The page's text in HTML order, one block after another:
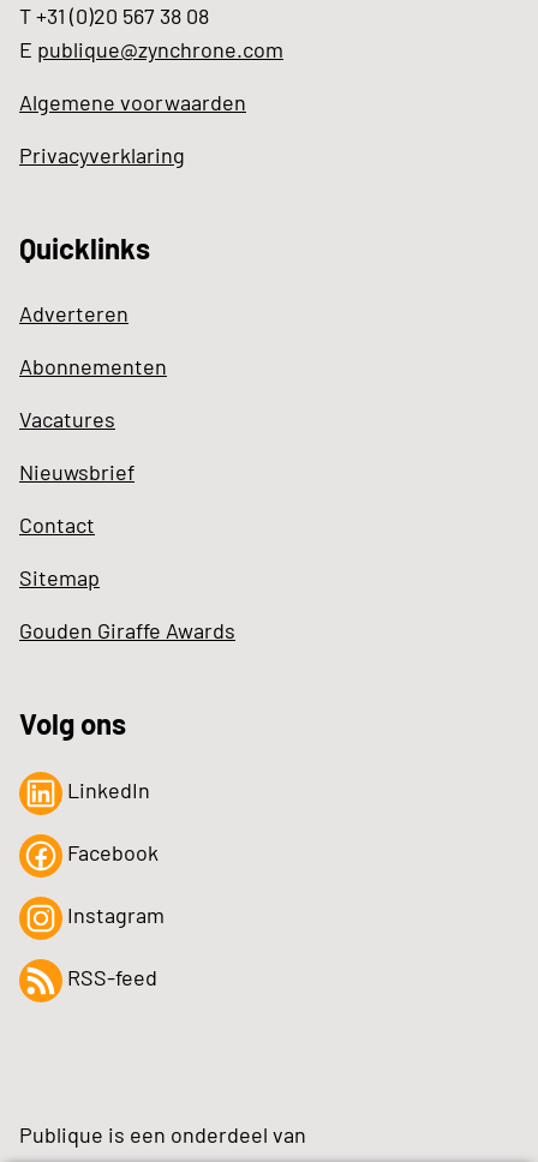
T +31 (0)20 567 38 08
E publique@zynchrone.com
Algemene voorwaarden
Privacyverklaring
Quicklinks
Adverteren
Abonnementen
Vacatures
Nieuwsbrief
Contact
Sitemap
Gouden Giraffe Awards
Volg ons
LinkedIn
Facebook
Instagram
RSS-feed
Publique is een onderdeel van